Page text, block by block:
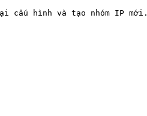
cấu hình và tạo nhóm IP mới.